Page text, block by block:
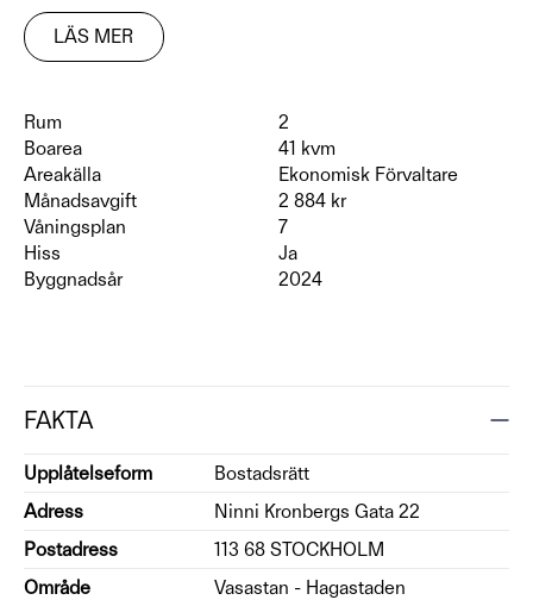
LÄS MER
Rum
2
Boarea
41 kvm
Areakälla
Ekonomisk Förvaltare
Månadsavgift
2 884 kr
Våningsplan
7
Hiss
Ja
Byggnadsår
2024
FAKTA
Upplåtelseform
Bostadsrätt
Adress
Ninni Kronbergs Gata 22
Postadress
113 68 STOCKHOLM
Område
Vasastan - Hagastaden